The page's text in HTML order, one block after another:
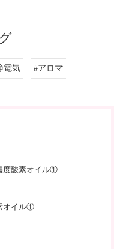
電気 #アロマ
度酸素オイル①
オイル①